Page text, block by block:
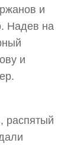
и
Надев на
и
распятый